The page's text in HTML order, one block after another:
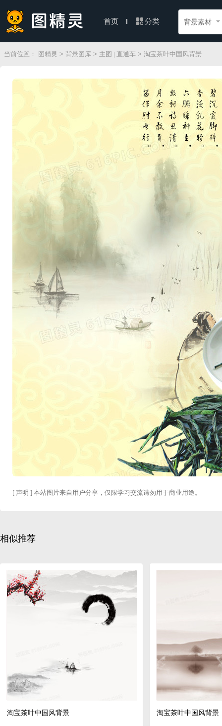
首页 分类 背景素材
当前位置： 图精灵 > 背景图库 > 主图 | 直通车 > 淘宝茶叶中国风背景
[ 声明 ] 本站图片来自用户分享，仅限学习交流请勿用于商业用途。
相似推荐
淘宝茶叶中国风背景 淘宝茶叶中国风背景